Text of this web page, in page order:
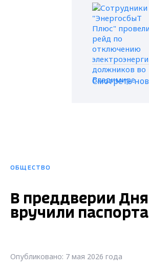
Смотреть
ОБЩЕСТВО
В преддверии
вручили
Опубликовано: 7 мая 2026 года